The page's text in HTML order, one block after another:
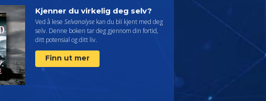
Kjenner du virkelig deg selv?
Ved å lese Selvanalyse kan du bli kjent med deg
selv. Denne boken tar deg gjennom din fortid,
ditt potensial og ditt liv.
Finn ut mer